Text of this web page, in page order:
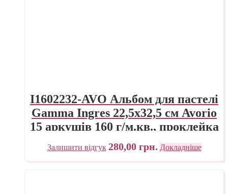
I1602232-AVO Альбом для пастелі
Gamma Ingres 22,5х32,5 см Avorio
15 аркушів 160 г/м.кв., проклейка
Залишити відгук 280,00 грн. Докладніше